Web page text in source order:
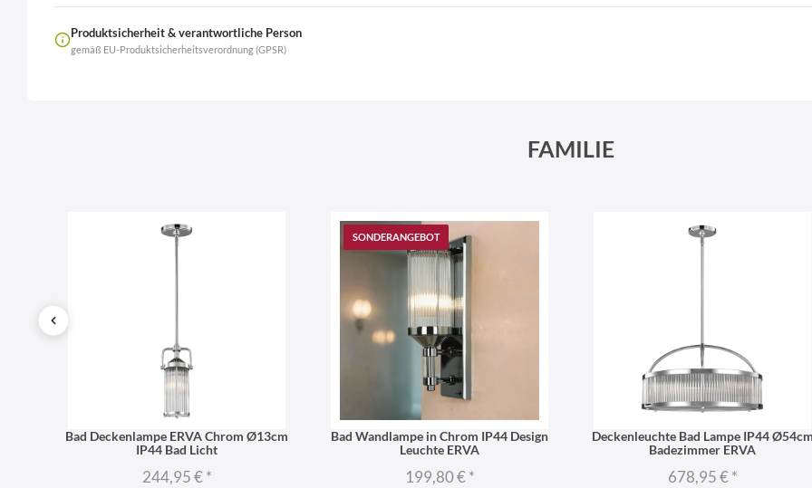
Produktsicherheit & verantwortliche Person
gemäß EU-Produktsicherheitsverordnung (GPSR)
FAMILIE
Bad Deckenlampe ERVA Chrom Ø13cm
IP44 Bad Licht
244,95 €*
SONDERANGEBOT
Bad Wandlampe in Chrom IP44 Design
Leuchte ERVA
199,80 €*
Deckenleuchte Bad Lampe IP44 Ø54cm
Badezimmer ERVA
678,95 €*